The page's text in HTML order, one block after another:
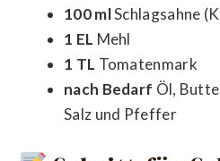
100 mlSchlagsahne
1 EL Mehl
1 TL Tomatenmark
nach Bedarf Öl,
Salz und Pfeffer